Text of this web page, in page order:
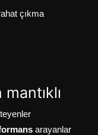
çıkma
arayanlar